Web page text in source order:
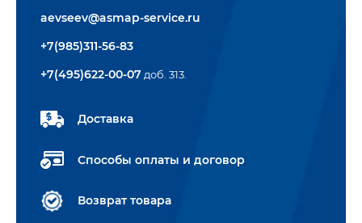
aevseev@asmap-service.ru
+7(985)311-56-83
+7(495)622-00-07 доб. 313.
Доставка
Способы оплаты и договор
Возврат товара